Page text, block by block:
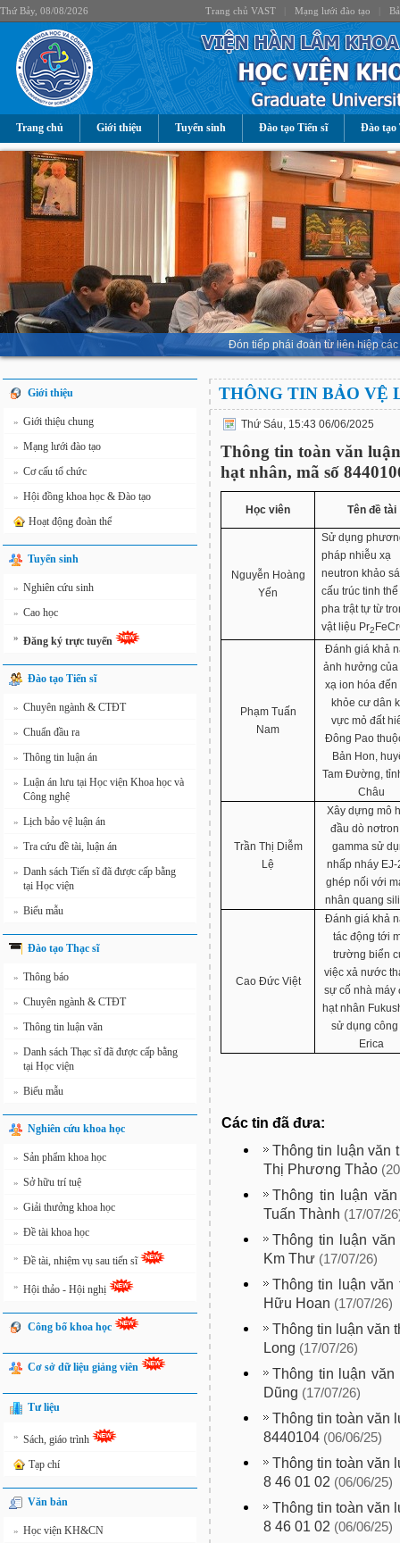
Thứ Bảy, 08/08/2026 Trang chủ VAST Mạng lưới đào tạo
Trang chủ Giới thiệu Tuyển sinh Đào tạo Tiến sĩ Đào tạo
Đón tiếp phái đoàn từ liên hiệp
Giới thiệu
» Giới thiệu chung
» Mạng lưới đào tạo
» Cơ cấu tổ chức
» Hội đồng khoa học & Đào tạo
Hoạt động đoàn thể
Tuyển sinh
» Nghiên cứu sinh
» Cao học
» Đăng ký trực tuyến
Đào tạo Tiến sĩ
» Chuyên ngành & CTĐT
» Chuẩn đầu ra
» Thông tin luận án
» Luận án lưu tại Học viện Khoa học và
Công nghệ
» Lịch bảo vệ luận án
» Tra cứu đề tài, luận án
» Danh sách Tiến sĩ đã được cấp bằng
tại Học viện
» Biểu mẫu
Đào tạo Thạc sĩ
» Thông báo
» Chuyên ngành & CTĐT
» Thông tin luận văn
» Danh sách Thạc sĩ đã được cấp bằng
tại Học viện
» Biểu mẫu
Nghiên cứu khoa học
» Sản phẩm khoa học
» Sở hữu trí tuệ
» Giải thưởng khoa học
» Đề tài khoa học
» Đề tài, nhiệm vụ sau tiến sĩ
» Hội thảo - Hội nghị
Công bố khoa học
Cơ sở dữ liệu giảng viên
Tư liệu
» Sách, giáo trình
Tạp chí
Văn bản
» Học viện KH&CN
THÔNG TIN BẢO VỆ
Thứ Sáu, 15:43 06/06/2025
Thông tin toàn văn
hạt nhân, mã số
Học viên Tên đề tài
Nguyễn Hoàng
Yến
Sử dụng
pháp nhiễu xạ
neutron khảo
cấu trúc tinh
pha trật tự từ
vật liệu Pr2
Phạm Tuấn
Nam
Đánh giá khả
ảnh hưởng
xạ ion hóa đến
khỏe cư dân
vực mỏ đất
Đông Pao
Bản Hon,
Tam Đường,
Châu
Trần Thị Diễm
Lệ
Xây dựng mô
đầu dò
gamma sử
nhấp nháy EJ-
ghép nối với
nhân quang
Cao Đức Việt
Đánh giá khả
tác động tới
trường biển
việc xả nước
sự cố nhà máy
hạt nhân
sử dụng công
Erica
Các tin đã đưa:
Thông tin luận văn
Thị Phương Thảo
Thông tin luận
Tuấn Thành (17/07/
Thông tin luận
Km Thư (17/07/26)
Thông tin luận văn
Hữu Hoan (17/07/26)
Thông tin luận văn
Long (17/07/26)
Thông tin luận
Dũng (17/07/26)
Thông tin toàn văn
8440104 (06/06/25)
Thông tin toàn văn
8 46 01 02 (06/06/25)
Thông tin toàn văn
8 46 01 02 (06/06/25)